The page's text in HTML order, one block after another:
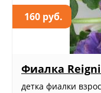
160 руб.
Фиалка
детка фиалки